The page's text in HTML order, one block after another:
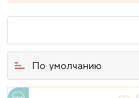
По умолчанию